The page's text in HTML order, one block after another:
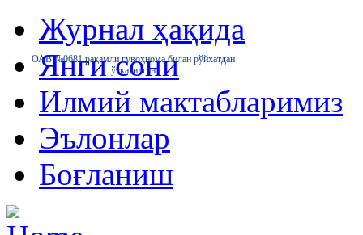
Журнал ҳақида
Янги сони
Илмий мактабларимиз
Эълонлар
Боғланиш
ОАВ №0681 рақамли гувоҳнома билан рўйхатдан
ўтказилган